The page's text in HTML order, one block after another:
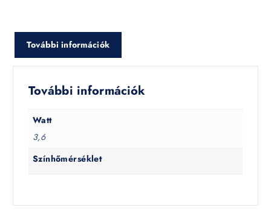
További információk
További információk
Watt
3,6
Színhőmérséklet